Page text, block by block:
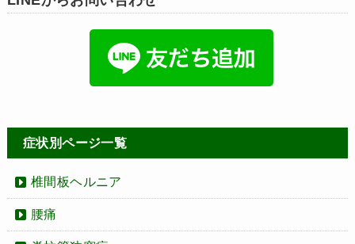
症状別ページ一覧
椎間板ヘルニア
腰痛